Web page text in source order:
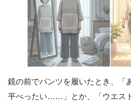
鏡の前でパンツを履いたとき、「
平べったい……」とか、「ウエス